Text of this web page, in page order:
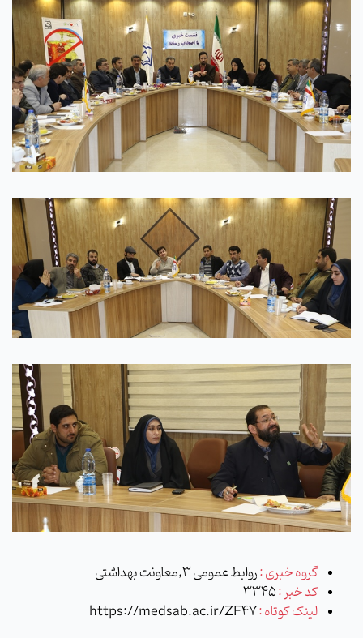
گروه خبری :روابط عمومی 3,معاونت بهداشتی
کد خبر :3345
لینک کوتاه :https://medsab.ac.ir/ZF47